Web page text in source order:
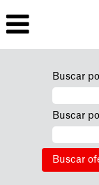
Buscar
Buscar